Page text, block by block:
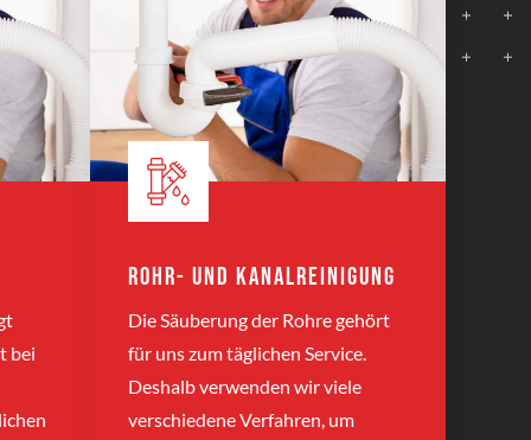
bei
Rohr- und Kanalreinigung
Die Säuberung der Rohre gehört
für uns zum täglichen Service.
Deshalb verwenden wir viele
verschiedene Verfahren, um